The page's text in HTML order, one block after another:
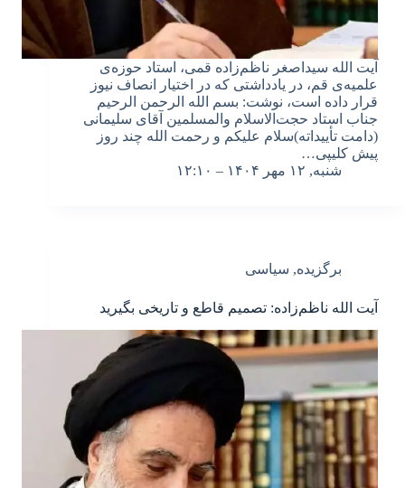
آیت الله سیداصغر ناظم‌زاده قمی، استاد حوزه‌ی
علمیه‌ی قم، در یادداشتی که در اختیار انصاف نیوز
قرار داده است، نوشت: بسم الله الرحمن الرحیم
جناب استاد حجت‌الاسلام والمسلمین آقای سلیمانی
(دامت تأییداته)سلام علیکم و رحمت الله چند روز
پیش کلیپی…
شنبه, ۱۲ مهر ۱۴۰۴ – ۱۲:۱۰
برگزیده, سیاسی
آیت الله ناظم‌زاده: تصمیم قاطع و تاریخی بگیرید